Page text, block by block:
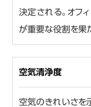
決定される。オフ
が重要な役割を果
空気清浄度
空気のきれいさを